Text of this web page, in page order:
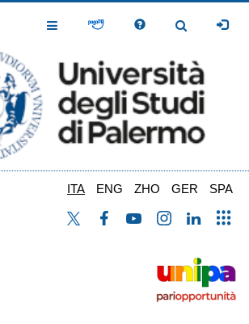
Toggle
Toggle
ITA ENG ZHO GER SPA